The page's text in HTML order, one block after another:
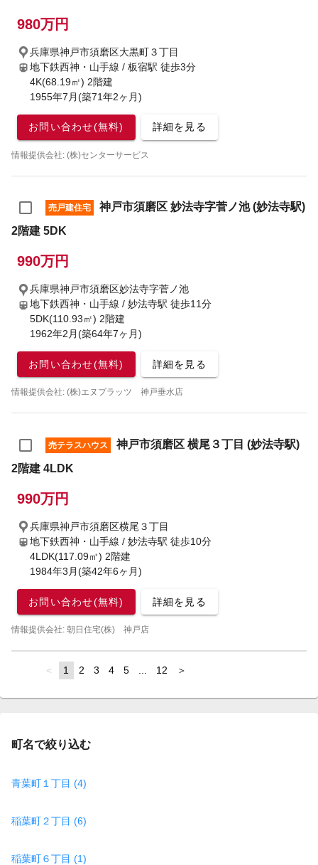
980万円
兵庫県神戸市須磨区大黒町３丁目
地下鉄西神・山手線 / 板宿駅 徒歩3分
4K(68.19㎡) 2階建
1955年7月(築71年2ヶ月)
お問い合わせ(無料) 詳細を見る
情報提供会社: (株)センターサービス
売戸建住宅
神戸市須磨区 妙法寺字菅ノ池 (妙法寺駅)
2階建 5DK
990万円
兵庫県神戸市須磨区妙法寺字菅ノ池
地下鉄西神・山手線 / 妙法寺駅 徒歩11分
5DK(110.93㎡) 2階建
1962年2月(築64年7ヶ月)
お問い合わせ(無料) 詳細を見る
情報提供会社: (株)エヌプラッツ 神戸垂水店
売テラスハウス
神戸市須磨区 横尾３丁目 (妙法寺駅)
2階建 4LDK
990万円
兵庫県神戸市須磨区横尾３丁目
地下鉄西神・山手線 / 妙法寺駅 徒歩10分
4LDK(117.09㎡) 2階建
1984年3月(築42年6ヶ月)
お問い合わせ(無料) 詳細を見る
情報提供会社: 朝日住宅(株) 神戸店
page
You're
page
1 page
2 page
3 page
4 page
5 pagepage
12 page
町名で絞り込む
青葉町１丁目 (4)
稲葉町２丁目 (6)
稲葉町６丁目 (1)